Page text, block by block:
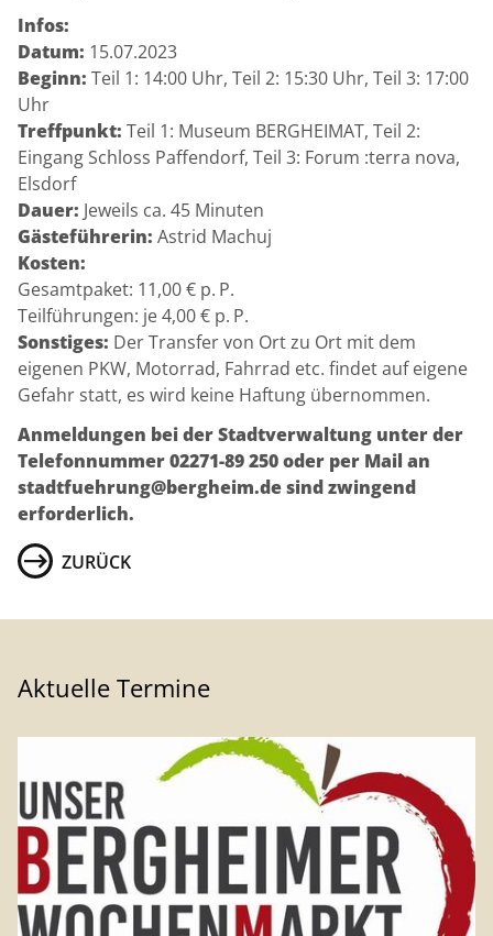
Infos:
Datum: 15.07.2023
Beginn: Teil 1: 14:00 Uhr, Teil 2: 15:30 Uhr, Teil 3: 17:00
Uhr
Treffpunkt: Teil 1: Museum BERGHEIMAT, Teil 2:
Eingang Schloss Paffendorf, Teil 3: Forum :terra nova,
Elsdorf
Dauer: Jeweils ca. 45 Minuten
Gästeführerin: Astrid Machuj
Kosten:
Gesamtpaket: 11,00 € p. P.
Teilführungen: je 4,00 € p. P.
Sonstiges: Der Transfer von Ort zu Ort mit dem
eigenen PKW, Motorrad, Fahrrad etc. findet auf eigene
Gefahr statt, es wird keine Haftung übernommen.
Anmeldungen bei der Stadtverwaltung unter der
Telefonnummer 02271-89 250 oder per Mail an
stadtfuehrung@bergheim.de sind zwingend
erforderlich.
ZURÜCK
Aktuelle Termine